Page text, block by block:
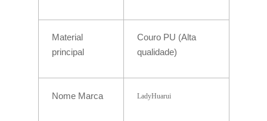
Material
principal
Couro PU (Alta
qualidade)
Nome Marca LadyHuarui